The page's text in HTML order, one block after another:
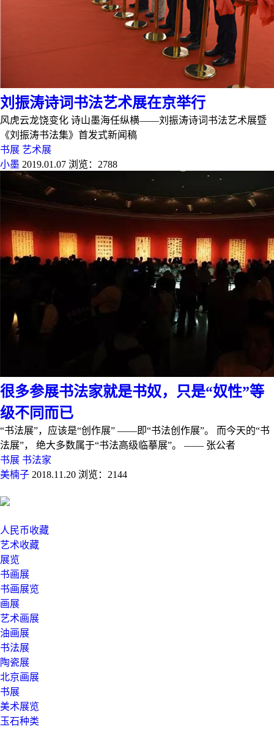
刘振涛诗词书法艺术展在京举行
风虎云龙饶变化 诗山墨海任纵横——刘振涛诗词书法艺术展暨
《刘振涛书法集》首发式新闻稿
书展 艺术展
小墨 2019.01.07 浏览：2788
很多参展书法家就是书奴，只是“奴性”等
级不同而已
“书法展”，应该是“创作展” ——即“书法创作展”。 而今天的“书
法展”， 绝大多数属于“书法高级临摹展”。 —— 张公者
书展 书法家
美楠子 2018.11.20 浏览：2144
人民币收藏
艺术收藏
展览
书画展
书画展览
画展
艺术画展
油画展
书法展
陶瓷展
北京画展
书展
美术展览
玉石种类